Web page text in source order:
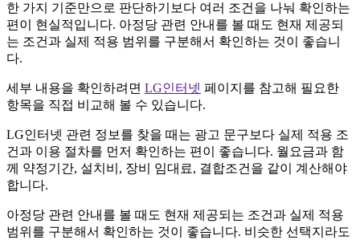
한 가지 기준만으로 판단하기보다 여러 조건을 나눠 확인하는
편이 현실적입니다. 아정당 관련 안내를 볼 때도 현재 제공되
는 조건과 실제 적용 범위를 구분해서 확인하는 것이 좋습니
다.
세부 내용을 확인하려면 LG인터넷 페이지를 참고해 필요한
항목을 직접 비교해 볼 수 있습니다.
LG인터넷 관련 정보를 찾을 때는 광고 문구보다 실제 적용 조
건과 이용 절차를 먼저 확인하는 편이 좋습니다. 월요금과 함
께 약정기간, 설치비, 장비 임대료, 결합조건을 같이 계산해야
합니다.
아정당 관련 안내를 볼 때도 현재 제공되는 조건과 실제 적용
범위를 구분해서 확인하는 것이 좋습니다. 비슷한 선택지라도